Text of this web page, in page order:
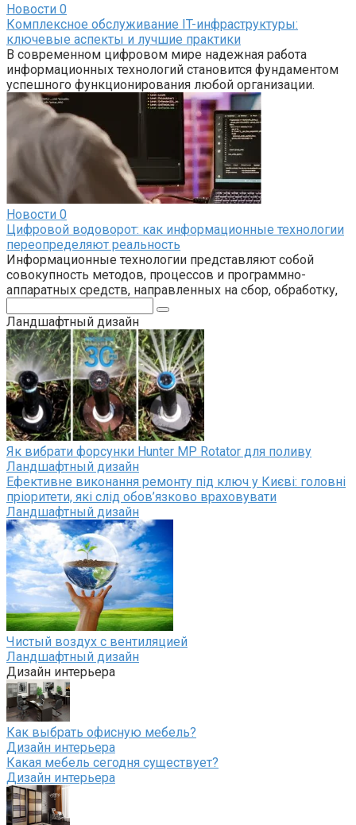
Новости 0
Комплексное обслуживание IT-инфраструктуры:
ключевые аспекты и лучшие практики
В современном цифровом мире надежная работа
информационных технологий становится фундаментом
успешного функционирования любой организации.
Новости 0
Цифровой водоворот: как информационные технологии
переопределяют реальность
Информационные технологии представляют собой
совокупность методов, процессов и программно-
аппаратных средств, направленных на сбор, обработку,
Ландшафтный дизайн
Як вибрати форсунки Hunter MP Rotator для поливу
Ландшафтный дизайн
Ефективне виконання ремонту під ключ у Києві: головні
пріоритети, які слід обов’язково враховувати
Ландшафтный дизайн
Чистый воздух с вентиляцией
Ландшафтный дизайн
Дизайн интерьера
Как выбрать офисную мебель?
Дизайн интерьера
Какая мебель сегодня существует?
Дизайн интерьера